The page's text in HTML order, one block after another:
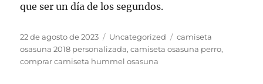
que ser un día de los segundos.
Publicado
el
22 de agosto de 2023 Categorías
Uncategorized Etiquetas
camiseta
osasuna 2018 personalizada,camiseta osasuna perro,
comprar camiseta hummel osasuna